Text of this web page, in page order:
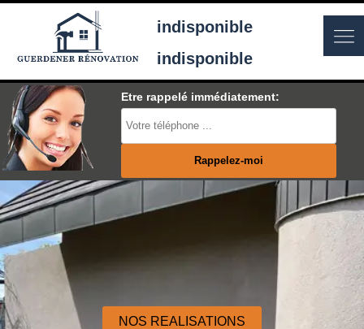
indisponible
indisponible
Etre rappelé immédiatement:
NOS REALISATIONS